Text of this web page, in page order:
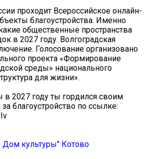
проходит Всероссийское онлайн-
благоустройства. Именно
общественные пространства
в 2027 году. Волгоградская
Голосование организовано
проекта «Формирование
среды» национального
для жизни».
в 2027 году ты гордился своим
благоустройство по ссылке:
культуры" Котово